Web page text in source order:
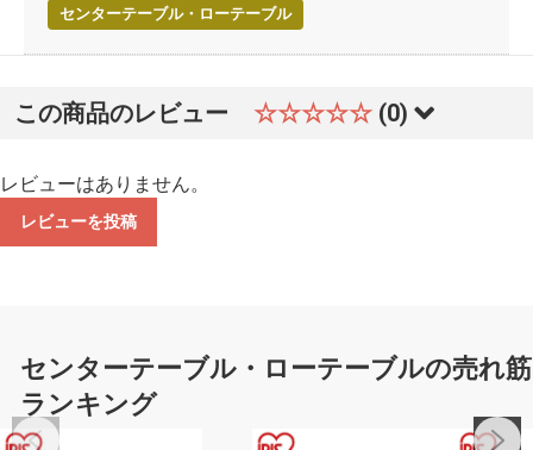
センターテーブル・ローテーブル
この商品のレビュー ☆☆☆☆☆ (0)
レビューはありません。
レビューを投稿
センターテーブル・ローテーブルの売れ筋
ランキング